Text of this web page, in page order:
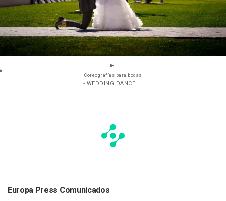
Coreografías para bodas
- WEDDING DANCE
Europa Press Comunicados